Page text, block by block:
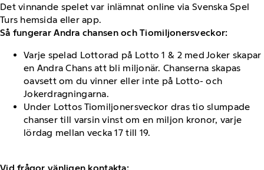
Det vinnande spelet var inlämnat online via Svenska Spel
Turs hemsida eller app.
Så fungerar Andra chansen och Tiomiljonersveckor: ​
Varje spelad Lottorad på Lotto 1 &​ 2 med Joker skapar
en Andra Chans att bli miljonär. Chanserna skapas
oavsett om du vinner eller inte på Lotto- och
Jokerdragningarna.​
Under Lottos Tiomiljonersveckor dras tio slumpade
chanser till varsin vinst om en miljon kronor, varje
lördag mellan vecka 17 till 19.